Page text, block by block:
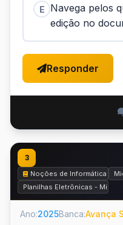
E
Navega pelos
edição no
Responder
3
Noções de Informática
Planilhas Eletrônicas -
Ano:2025Banca:Avança